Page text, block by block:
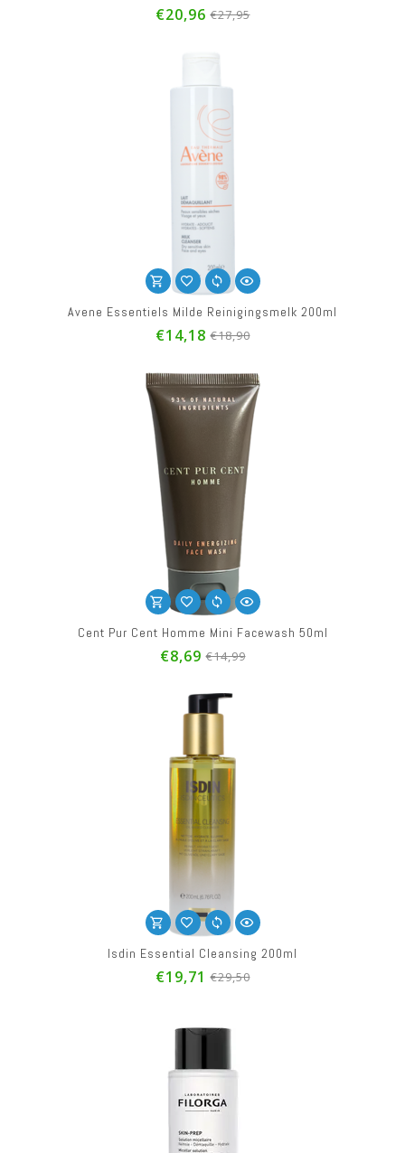
€20,96 €27,95
Avene Essentiels Milde Reinigingsmelk 200ml
€14,18 €18,90
Cent Pur Cent Homme Mini Facewash 50ml
€8,69 €14,99
Isdin Essential Cleansing 200ml
€19,71 €29,50